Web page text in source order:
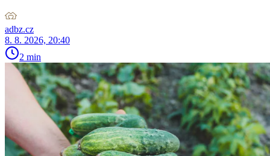
adbz.cz
8. 8. 2026, 20:40
2 min